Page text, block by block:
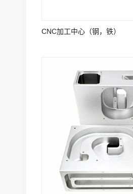
CNC加工中心（钢，铁）